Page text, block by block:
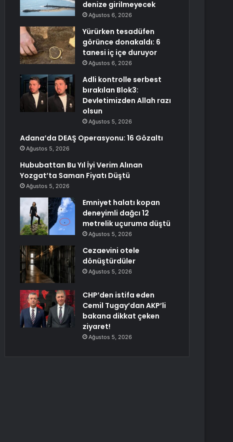
denize girilmeyecek
Ağustos 6, 2026
Yürürken tesadüfen
görünce donakaldı: 6
tanesi iç içe duruyor
Ağustos 6, 2026
Adli kontrolle serbest
bırakılan Blok3:
Devletimizden Allah razı
olsun
Ağustos 5, 2026
Adana’da DEAŞ Operasyonu: 16 Gözaltı
Ağustos 5, 2026
Hububattan Bu Yıl İyi Verim Alınan
Yozgat’ta Saman Fiyatı Düştü
Ağustos 5, 2026
Emniyet halatı kopan
deneyimli dağcı 12
metrelik uçuruma düştü
Ağustos 5, 2026
Cezaevini otele
dönüştürdüler
Ağustos 5, 2026
CHP’den istifa eden
Cemil Tugay’dan AKP’li
bakana dikkat çeken
ziyaret!
Ağustos 5, 2026